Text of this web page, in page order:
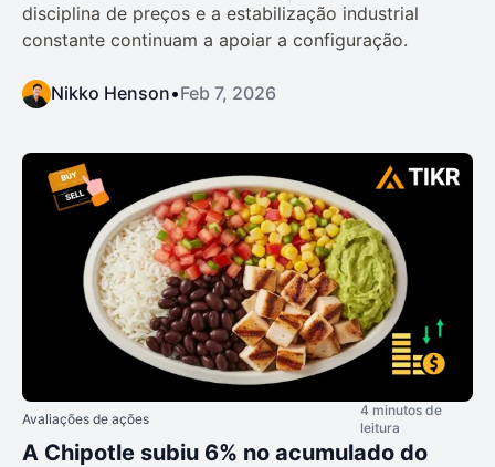
disciplina de preços e a estabilização industrial
constante continuam a apoiar a configuração.
Nikko Henson•Feb 7, 2026
Avaliações de ações
4 minutos de
leitura
A Chipotle subiu 6% no acumulado do